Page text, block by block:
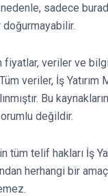
sadece
fiyatlar, veriler ve
veriler, İş Yatırım
Bu
değildir.
tüm telif hakları İş
herhangi bir